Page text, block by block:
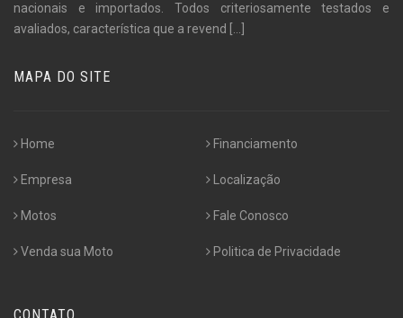
nacionais e importados. Todos criteriosamente testados e
avaliados, característica que a revend [...]
MAPA DO SITE
Home
Empresa
Motos
Venda sua Moto
Financiamento
Localização
Fale Conosco
Politica de Privacidade
CONTATO